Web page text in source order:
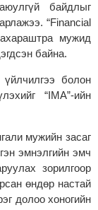
байдлыг
“Financial
мужид
байна.
болон
“IMA”-ийн
мужийн засаг
эмнэлгийн эмч
зорилгоор
өндөр настай
долоо хоногийн